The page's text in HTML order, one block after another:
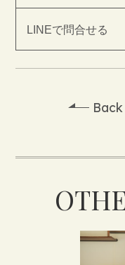
LINEで問合せる